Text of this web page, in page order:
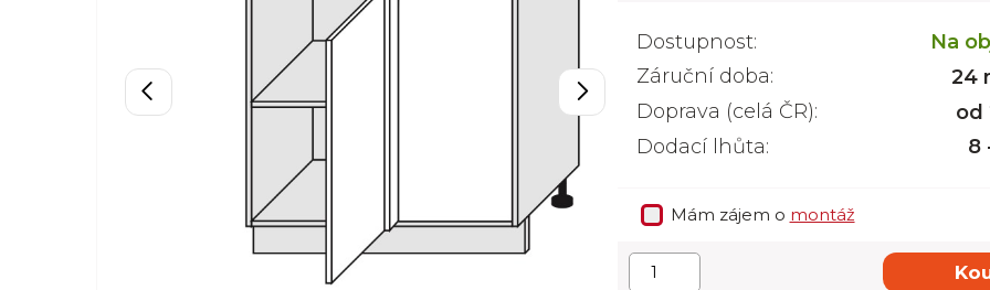
Dostupnost:
Na
Záruční doba:
24
Doprava (celá ČR):
od
Dodací lhůta:
8
Mám zájem o montáž